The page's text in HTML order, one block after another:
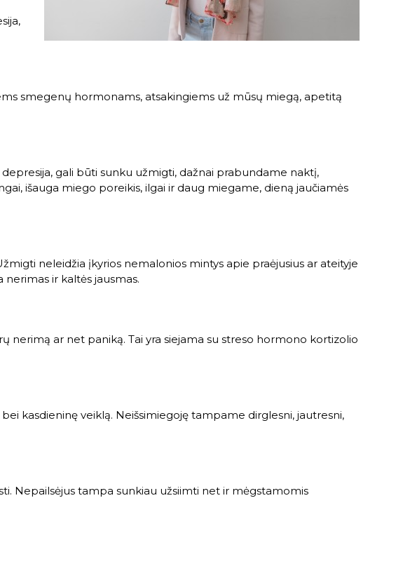
smegenų hormonams, atsakingiems už mūsų miegą, apetitą
gali būti sunku užmigti, dažnai prabundame naktį,
išauga miego poreikis, ilgai ir daug miegame, dieną jaučiamės
neleidžia įkyrios nemalonios mintys apie praėjusius ar ateityje
nerimas ir kaltės jausmas.
nerimą ar net paniką. Tai yra siejama su streso hormono kortizolio
kasdieninę veiklą. Neišsimiegoję tampame dirglesni, jautresni,
Nepailsėjus tampa sunkiau užsiimti net ir mėgstamomis